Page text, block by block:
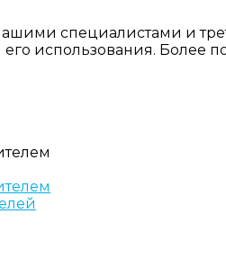
специалистами и
использования. Более